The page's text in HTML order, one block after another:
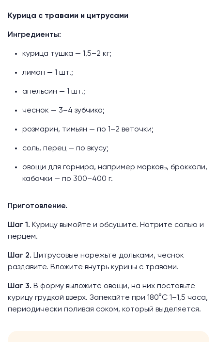
Курица с травами и цитрусами
Ингредиенты:
курица тушка — 1,5–2 кг;
лимон — 1 шт.;
апельсин — 1 шт.;
чеснок — 3–4 зубчика;
розмарин, тимьян — по 1–2 веточки;
соль, перец — по вкусу;
овощи для гарнира, например морковь, брокколи,
кабачки — по 300–400 г.
Приготовление.
Шаг 1. Курицу вымойте и обсушите. Натрите солью и
перцем.
Шаг 2. Цитрусовые нарежьте дольками, чеснок
раздавите. Вложите внутрь курицы с травами.
Шаг 3. В форму выложите овощи, на них поставьте
курицу грудкой вверх. Запекайте при 180°C 1–1,5 часа,
периодически поливая соком, который выделяется.